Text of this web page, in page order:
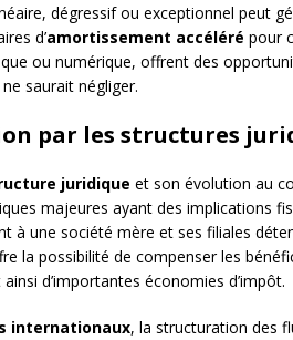
dégressif ou exceptionnel peut
d’amortissement accéléré pour
ou numérique, offrent des
saurait négliger.
par les structures
juridique et son évolution au
majeures ayant des implications
à une société mère et ses filiales
la possibilité de compenser les
d’importantes économies d’impôt.
internationaux, la structuration des